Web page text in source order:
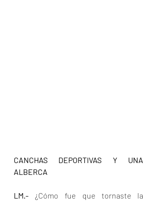
CANCHAS DEPORTIVAS Y UNA
ALBERCA
LM.- ¿Cómo fue que tornaste la